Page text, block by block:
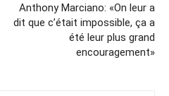
Anthony Marciano: «On leur a
dit que c’était impossible, ça a
été leur plus grand
encouragement»